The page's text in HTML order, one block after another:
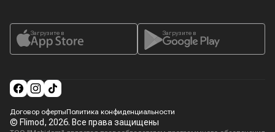
Загрузите в Загрузите в
Договор офертыПолитика конфиденциальности
© Flimod, 2026. Все права защищены